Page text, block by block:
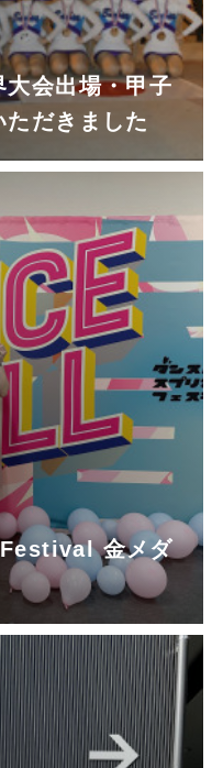
大会出場・甲子
ただきました
金メダ